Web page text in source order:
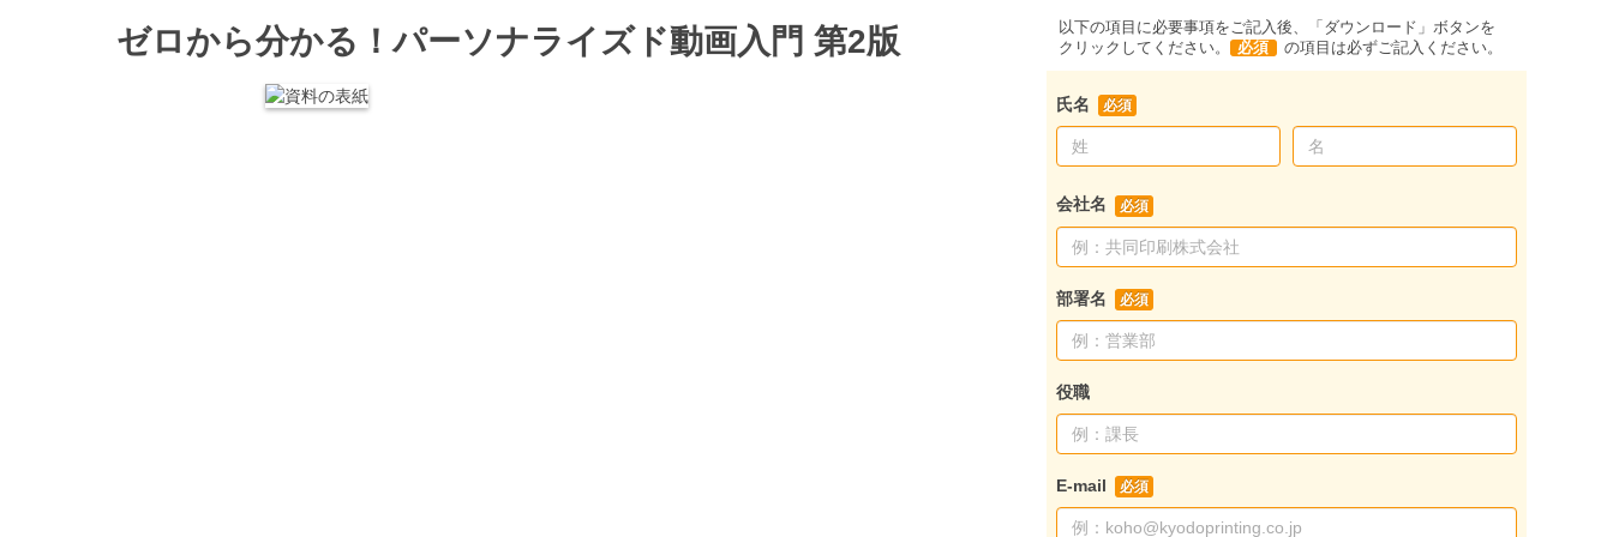
以下の項目に必要事項をご記入後、「ダウンロード」ボタンを
クリックしてください。
必須 の項目は必ずご記入ください。
ゼロから分かる！パーソナライズド動画入門 第2版
氏名
会社名
部署名
役職
E-mail